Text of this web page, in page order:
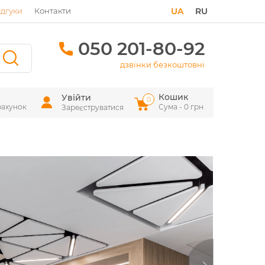
Контакти RU
UA
050 201-80-92
дзвінки безкоштовні
Увійти
Зареєструватися
Кошик
Сума - 0 грн
0